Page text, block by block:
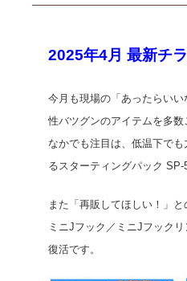
2025年4月 最新チ
今月も現場の「あったらい
性バツグンのアイテムを多数
なかでも注目は、低温下で
るスターティングパック SP-
また「再販してほしい！」
ミニJフック／ミニJフック
復活です。